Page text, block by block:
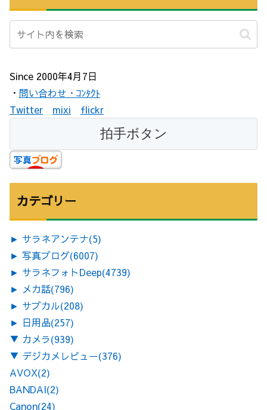
Since 2000年4月7日
・ 問い合わせ・ｺﾝﾀｸﾄ
Twitter
mixi flickr
カテゴリー
► サラネアンテナ(5)
► 写真ブログ(6007)
► サラネフォトDeep(4739)
► メカ話(796)
► サブカル(208)
► 日用品(257)
▼ カメラ(939)
▼ デジカメレビュー(376)
AVOX(2)
BANDAI(2)
Canon(24)